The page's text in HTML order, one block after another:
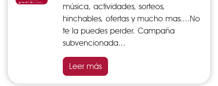
música, actividades, sorteos,
hinchables, ofertas y mucho mas....No
te la puedes perder. Campaña
subvencionada...
Leer más